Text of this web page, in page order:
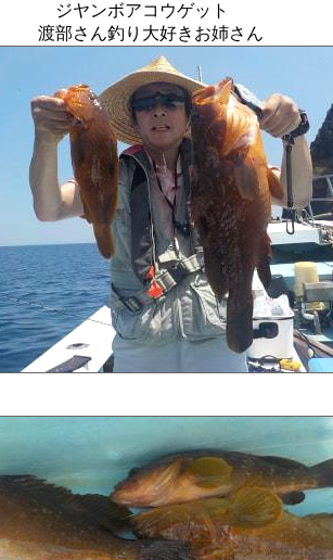
ジヤンボアコウゲット
渡部さん釣り大好きお姉さん